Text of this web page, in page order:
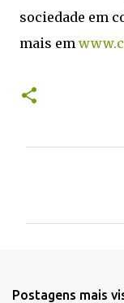
sociedade em
mais em
Postagens mais